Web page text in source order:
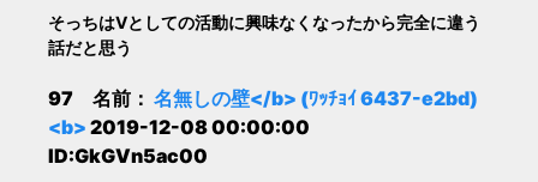
そっちはVとしての活動に興味なくなったから完全に違う
話だと思う
97 名前： 名無しの壁</b> (ﾜｯﾁｮｲ 6437-e2bd)
<b> 2019-12-08 00:00:00
ID:GkGVn5ac00